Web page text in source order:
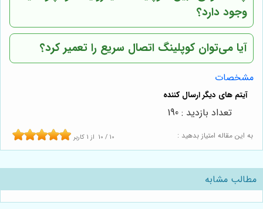
وجود دارد؟
آیا می‌توان کوپلینگ اتصال سریع را تعمیر کرد؟
مشخصات
به این مقاله امتیاز بدهید : 10 / 10 از 1 کاربر
تعداد بازدید : 190
مطالب مشابه